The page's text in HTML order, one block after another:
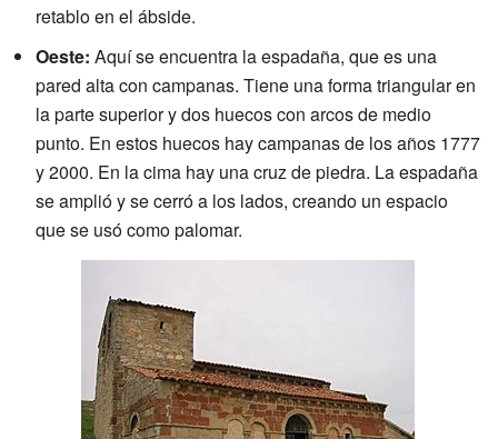
retablo en el ábside.
Oeste: Aquí se encuentra la espadaña, que es una
pared alta con campanas. Tiene una forma triangular en
la parte superior y dos huecos con arcos de medio
punto. En estos huecos hay campanas de los años 1777
y 2000. En la cima hay una cruz de piedra. La espadaña
se amplió y se cerró a los lados, creando un espacio
que se usó como palomar.